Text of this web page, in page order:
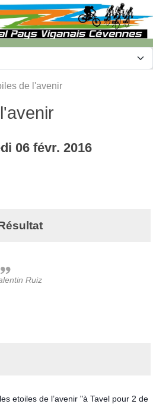
de l'avenir
06 févr. 2016
Ruiz
etoiles de l’avenir "à Tavel pour 2 de